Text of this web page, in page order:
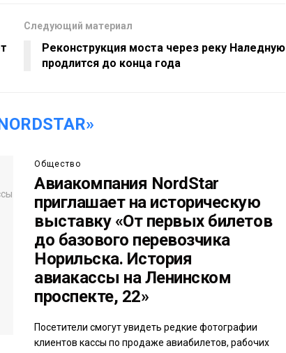
Следующий материал
Реконструкция моста через реку Наледную
продлится до конца года
Общество
Авиакомпания NordStar
приглашает на историческую
выставку «От первых билетов
до базового перевозчика
Норильска. История
авиакассы на Ленинском
проспекте, 22»
Посетители смогут увидеть редкие фотографии
клиентов кассы по продаже авиабилетов, рабочих